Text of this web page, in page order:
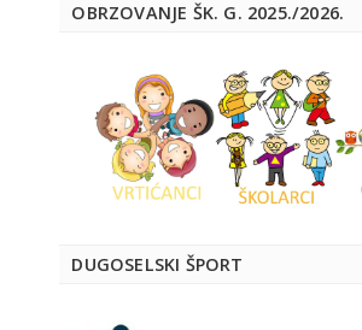
OBRZOVANJE ŠK. G. 2025./2026.
DUGOSELSKI ŠPORT